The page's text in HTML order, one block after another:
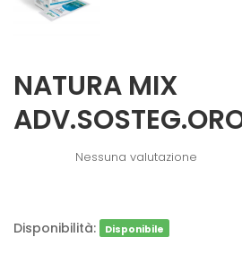
NATURA MIX
Nessuna valutazione
Disponibilità: Disponibile